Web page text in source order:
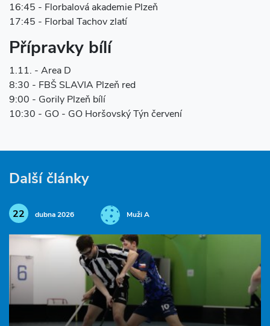
16:45 - Florbalová akademie Plzeň
17:45 - Florbal Tachov zlatí
Přípravky bílí
1.11. - Area D
8:30 - FBŠ SLAVIA Plzeň red
9:00 - Gorily Plzeň bílí
10:30 - GO - GO Horšovský Týn červení
Další články
22 dubna 2026 Muži A